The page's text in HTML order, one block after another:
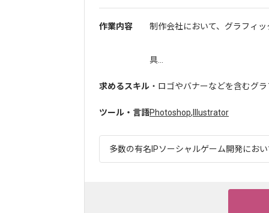
作業内容 制作会社において、グラフィ
具...
求めるスキル ・ロゴやバナーなどを含むグ
ツール・言語Photoshop, Illustrator
多数の有名IPソーシャルゲーム開発にお